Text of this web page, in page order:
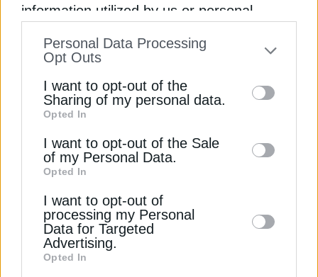
information utilized by us or personal
to your opt-out. You may separately opt-out
information by third parties on the IAB’s list
of downstream participants. This
information may also be disclosed by us to
third parties on theIAB’s List of
Downstream Participants
disclose it to other third parties.
Personal Data Processing
Opt Outs
I want to opt-out of the
Sharing of my personal data.
Opted In
I want to opt-out of the Sale
of my Personal Data.
Opted In
I want to opt-out of
processing my Personal
Data for Targeted
Advertising.
Opted In
Προβληματίζει η παρατεταμένη κρίση τιμών στα
καύσιμα
Τραμπ: Εξετάζει άρση κυρώσεων σε κινεζικές
εταιρείες που εισάγουν ιρανικό πετρέλαιο
Άνοδος στο πετρέλαιο μετά τις δηλώσεις Τραμπ
για Ιράν
ΗΝΩΜΕΝΑ ΑΡΑΒΙΚΑ ΕΜΙΡΑΤΑ ΠΕΤΡΕΛΑΙΟ WTI
ΠΕΤΡΕΛΑΙΟ ΜΠΡΕΝΤ ΠΕΤΡΕΛΑΙΟ ΤΙΜΕΣ